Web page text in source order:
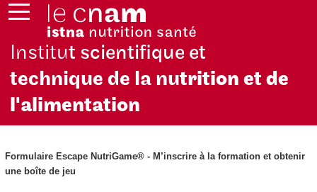
Institut scientifique et
technique de la nutrition et de
l'alimentation
Formulaire Escape NutriGame®- M’inscrire à la formation et obtenir
une boîte de jeu